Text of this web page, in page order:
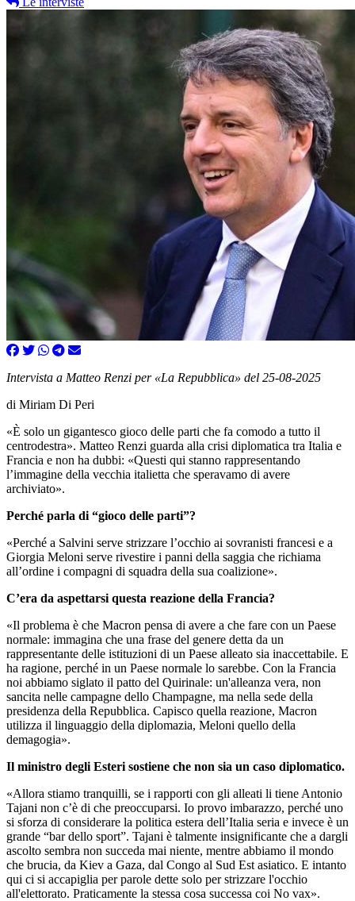
Intervista a Matteo Renzi per «La Repubblica» del 25-08-2025
di Miriam Di Peri
«È solo un gigantesco gioco delle parti che fa comodo a tutto il
centrodestra». Matteo Renzi guarda alla crisi diplomatica tra Italia e
Francia e non ha dubbi: «Questi qui stanno rappresentando
l’immagine della vecchia italietta che speravamo di avere
archiviato».
Perché parla di “gioco delle parti”?
«Perché a Salvini serve strizzare l’occhio ai sovranisti francesi e a
Giorgia Meloni serve rivestire i panni della saggia che richiama
all’ordine i compagni di squadra della sua coalizione».
C’era da aspettarsi questa reazione della Francia?
«Il problema è che Macron pensa di avere a che fare con un Paese
normale: immagina che una frase del genere detta da un
rappresentante delle istituzioni di un Paese alleato sia inaccettabile. E
ha ragione, perché in un Paese normale lo sarebbe. Con la Francia
noi abbiamo siglato il patto del Quirinale: un'alleanza vera, non
sancita nelle campagne dello Champagne, ma nella sede della
presidenza della Repubblica. Capisco quella reazione, Macron
utilizza il linguaggio della diplomazia, Meloni quello della
demagogia».
Il ministro degli Esteri sostiene che non sia un caso diplomatico.
«Allora stiamo tranquilli, se i rapporti con gli alleati li tiene Antonio
Tajani non c’è di che preoccuparsi. Io provo imbarazzo, perché uno
si sforza di considerare la politica estera dell’Italia seria e invece è un
grande “bar dello sport”. Tajani è talmente insignificante che a dargli
ascolto sembra non succeda mai niente, mentre abbiamo il mondo
che brucia, da Kiev a Gaza, dal Congo al Sud Est asiatico. E intanto
qui ci si accapiglia per parole dette solo per strizzare l'occhio
all'elettorato. Praticamente la stessa cosa successa coi No vax».